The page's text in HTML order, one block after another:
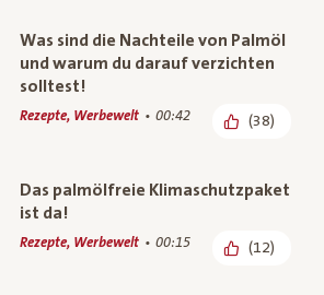
Was sind die Nachteile von Palmöl
und warum du darauf verzichten
solltest!
Rezepte, Werbewelt 00:42 (38)
Das palmölfreie Klimaschutzpaket
ist da!
Rezepte, Werbewelt 00:15 (12)